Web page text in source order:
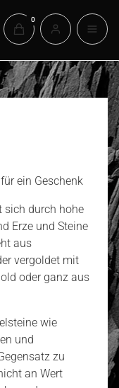
öffnen
Produkte im
ein Geschenk
sich durch hohe
Erze und Steine
aus
vergoldet mit
oder ganz aus
wie
und
zu
an Wert